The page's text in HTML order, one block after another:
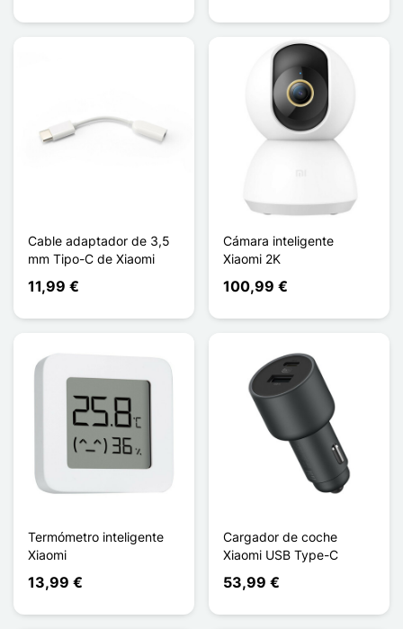
Cable adaptador de 3,5
mm Tipo-C de Xiaomi
11,99 €
Cámara inteligente
Xiaomi 2K
100,99 €
Termómetro inteligente
Xiaomi
13,99 €
Cargador de coche
Xiaomi USB Type-C
53,99 €